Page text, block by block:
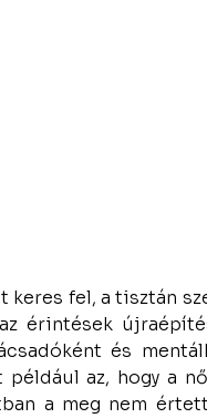
fel, a tisztán
érintések
és
az, hogy a
a meg nem